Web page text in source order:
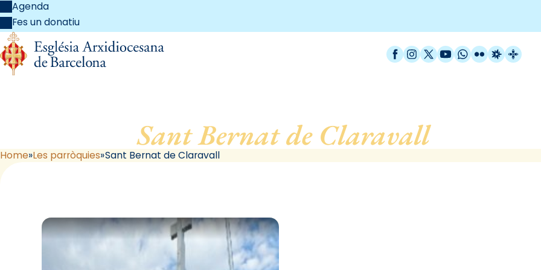
Agenda
Fes un donatiu
Facebook
Instagram
X / Twitter
YouTube
WhatsApp
FlickrRadio
Sant Bernat de Claravall, de
Home Les parròquies Sant Bernat de Claravall